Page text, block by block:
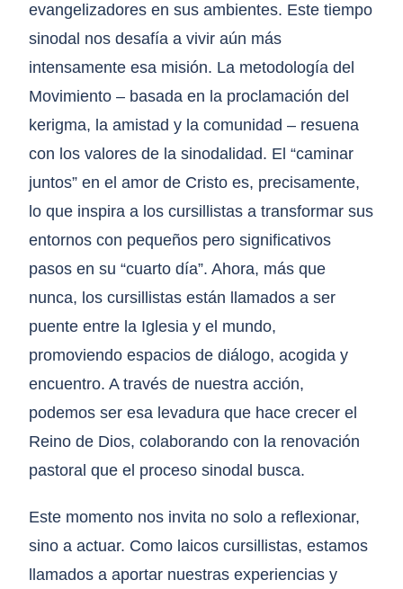
evangelizadores en sus ambientes. Este tiempo
sinodal nos desafía a vivir aún más
intensamente esa misión. La metodología del
Movimiento – basada en la proclamación del
kerigma, la amistad y la comunidad – resuena
con los valores de la sinodalidad. El “caminar
juntos” en el amor de Cristo es, precisamente,
lo que inspira a los cursillistas a transformar sus
entornos con pequeños pero significativos
pasos en su “cuarto día”. Ahora, más que
nunca, los cursillistas están llamados a ser
puente entre la Iglesia y el mundo,
promoviendo espacios de diálogo, acogida y
encuentro. A través de nuestra acción,
podemos ser esa levadura que hace crecer el
Reino de Dios, colaborando con la renovación
pastoral que el proceso sinodal busca.
Este momento nos invita no solo a reflexionar,
sino a actuar. Como laicos cursillistas, estamos
llamados a aportar nuestras experiencias y